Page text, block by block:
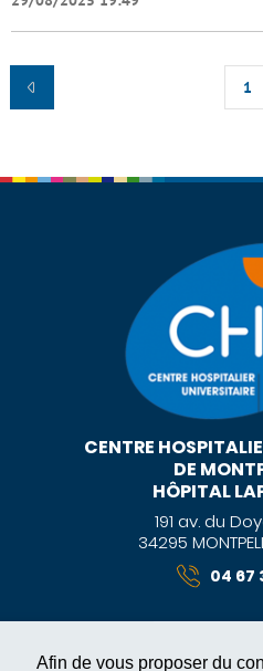
Afin de vous proposer du
1
CENTRE
DE
HÔPITAL
191 av. du
34295
04 67